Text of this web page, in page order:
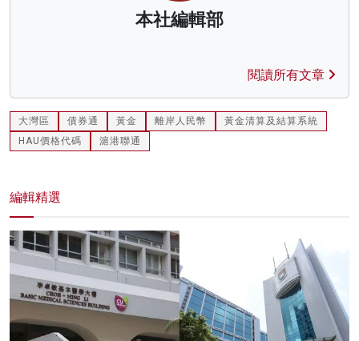
本社編輯部
閱讀所有文章
大灣區 債券通 黃金 離岸人民幣
黃金清算及結算系統
HAU價格代碼
滬港聯通
編輯精選